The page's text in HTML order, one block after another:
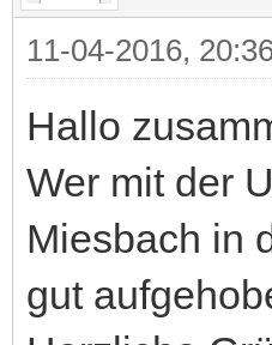
11-04-2016,
Hallo
Wer mit der
Miesbach in
gut